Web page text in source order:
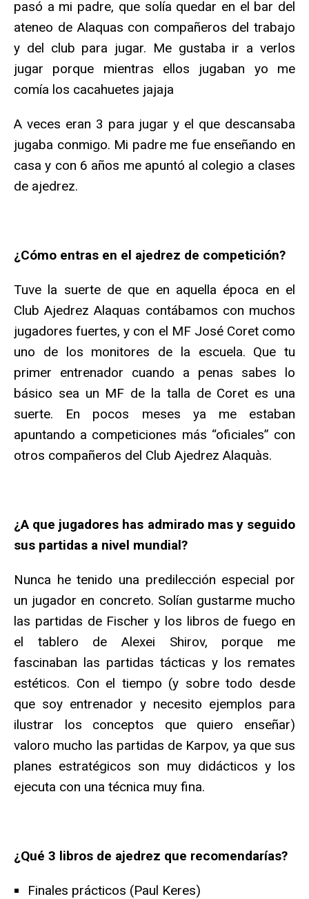
pasó a mi padre, que solía quedar en el bar del
ateneo de Alaquas con compañeros del trabajo
y del club para jugar. Me gustaba ir a verlos
jugar porque mientras ellos jugaban yo me
comía los cacahuetes jajaja
A veces eran 3 para jugar y el que descansaba
jugaba conmigo. Mi padre me fue enseñando en
casa y con 6 años me apuntó al colegio a clases
de ajedrez.
¿Cómo entras en el ajedrez de competición?
Tuve la suerte de que en aquella época en el
Club Ajedrez Alaquas contábamos con muchos
jugadores fuertes, y con el MF José Coret como
uno de los monitores de la escuela. Que tu
primer entrenador cuando a penas sabes lo
básico sea un MF de la talla de Coret es una
suerte. En pocos meses ya me estaban
apuntando a competiciones más “oficiales” con
otros compañeros del Club Ajedrez Alaquàs.
¿A que jugadores has admirado mas y seguido
sus partidas a nivel mundial?
Nunca he tenido una predilección especial por
un jugador en concreto. Solían gustarme mucho
las partidas de Fischer y los libros de fuego en
el tablero de Alexei Shirov, porque me
fascinaban las partidas tácticas y los remates
estéticos. Con el tiempo (y sobre todo desde
que soy entrenador y necesito ejemplos para
ilustrar los conceptos que quiero enseñar)
valoro mucho las partidas de Karpov, ya que sus
planes estratégicos son muy didácticos y los
ejecuta con una técnica muy fina.
¿Qué 3 libros de ajedrez que recomendarías?
Finales prácticos (Paul Keres)